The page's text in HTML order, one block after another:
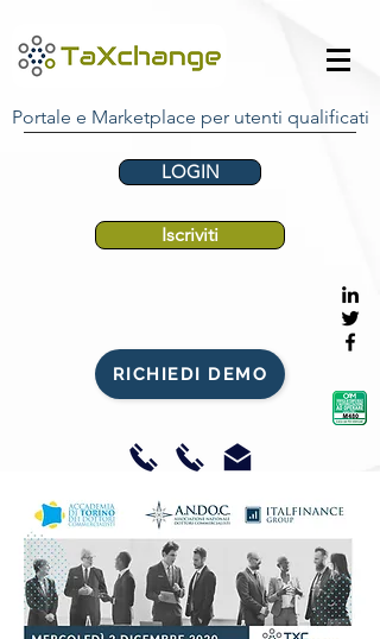
Portale e Marketplace per utenti qualificati
LOGIN
Iscriviti
RICHIEDI DEMO